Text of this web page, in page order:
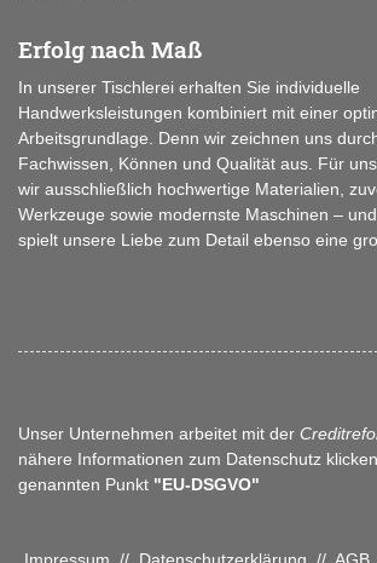
Erfolg nach Maß
In unserer Tischlerei erhalten Sie individuelle
Handwerksleistungen kombiniert mit einer
Arbeitsgrundlage. Denn wir zeichnen uns
Fachwissen, Können und Qualität aus. Für
wir ausschließlich hochwertige Materialien,
Werkzeuge sowie modernste Maschinen –
spielt unsere Liebe zum Detail ebenso eine
Unser Unternehmen arbeitet mit der
nähere Informationen zum Datenschutz
genannten Punkt "EU-DSGVO"